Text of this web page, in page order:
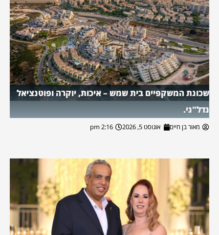
שכונת המשקפיים בית שמש – איכות, יוקרה ופוטנציאל
נדל"ני.
מאור בן חיים אוגוסט 5, 2026 2:16 pm